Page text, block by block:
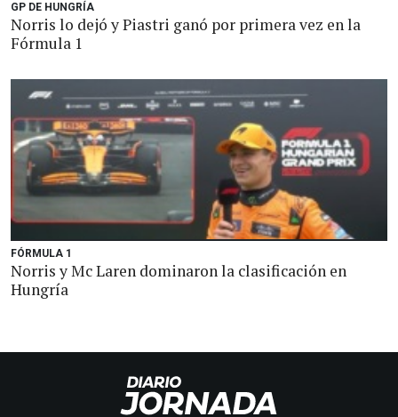
GP DE HUNGRÍA
Norris lo dejó y Piastri ganó por primera vez en la
Fórmula 1
FÓRMULA 1
Norris y Mc Laren dominaron la clasificación en
Hungría